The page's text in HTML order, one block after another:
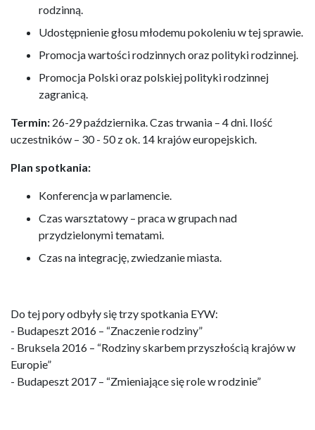
rodzinną.
Udostępnienie głosu młodemu pokoleniu w tej sprawie.
Promocja wartości rodzinnych oraz polityki rodzinnej.
Promocja Polski oraz polskiej polityki rodzinnej
zagranicą.
Termin: 26-29 października. Czas trwania – 4 dni. Ilość
uczestników – 30 - 50 z ok. 14 krajów europejskich.
Plan spotkania:
Konferencja w parlamencie.
Czas warsztatowy – praca w grupach nad
przydzielonymi tematami.
Czas na integrację, zwiedzanie miasta.
Do tej pory odbyły się trzy spotkania EYW:
- Budapeszt 2016 – “Znaczenie rodziny”
- Bruksela 2016 – “Rodziny skarbem przyszłością krajów w
Europie”
- Budapeszt 2017 – “Zmieniające się role w rodzinie”